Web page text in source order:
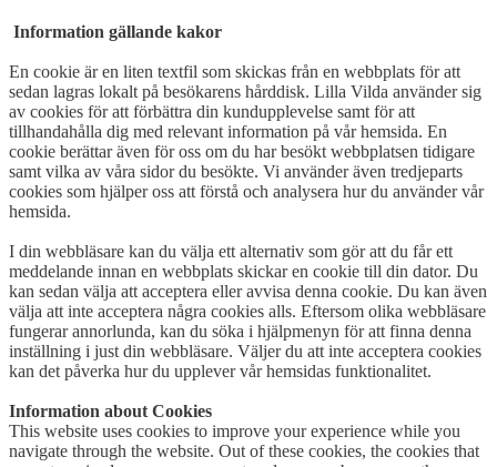
Information gällande kakor
En cookie är en liten textfil som skickas från en webbplats för att
sedan lagras lokalt på besökarens hårddisk. Lilla Vilda använder sig
av cookies för att förbättra din kundupplevelse samt för att
tillhandahålla dig med relevant information på vår hemsida. En
cookie berättar även för oss om du har besökt webbplatsen tidigare
samt vilka av våra sidor du besökte. Vi använder även tredjeparts
cookies som hjälper oss att förstå och analysera hur du använder vår
hemsida.
I din webbläsare kan du välja ett alternativ som gör att du får ett
meddelande innan en webbplats skickar en cookie till din dator. Du
kan sedan välja att acceptera eller avvisa denna cookie. Du kan även
välja att inte acceptera några cookies alls. Eftersom olika webbläsare
fungerar annorlunda, kan du söka i hjälpmenyn för att finna denna
inställning i just din webbläsare. Väljer du att inte acceptera cookies
kan det påverka hur du upplever vår hemsidas funktionalitet.
Information about Cookies
This website uses cookies to improve your experience while you
navigate through the website. Out of these cookies, the cookies that